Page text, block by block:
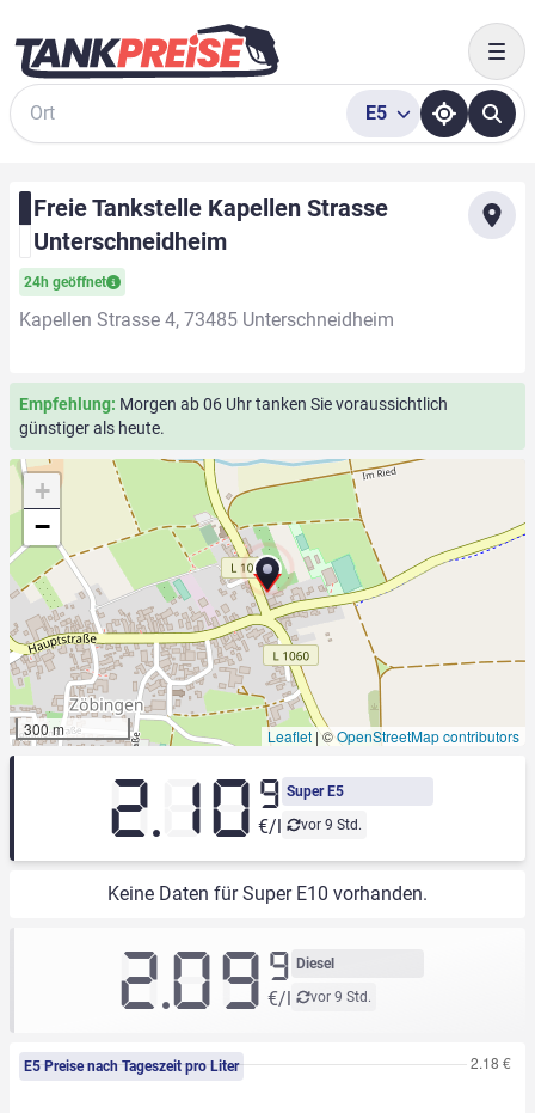
Suche
E5
Freie Tankstelle Kapellen Strasse
Unterschneidheim
24h geöffnet
Kapellen Strasse 4, 73485 Unterschneidheim
Empfehlung: Morgen ab 06 Uhr tanken Sie voraussichtlich
günstiger als heute.
+
−
300 m Leaflet |©OpenStreetMap contributors
Super E5
vor 9 Std.
2.10 9
€/l
Keine Daten für Super E10 vorhanden.
Diesel
vor 9 Std.
2.09 9
€/l
E5 Preise nach Tageszeit pro Liter